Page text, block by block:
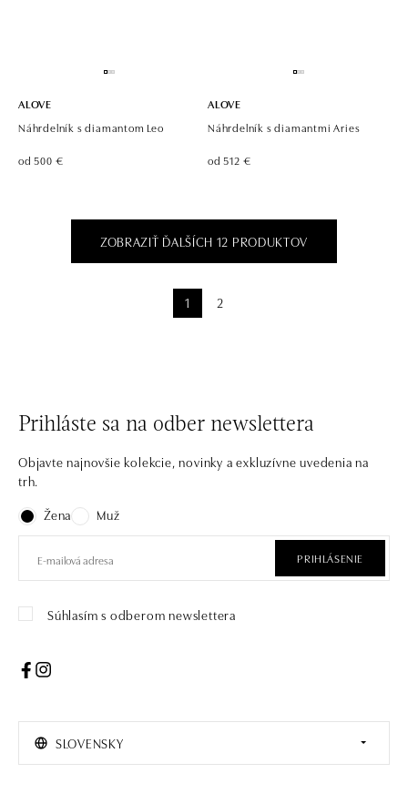
ALOVE
Náhrdelník s diamantom Leo
od 500 €
ALOVE
Náhrdelník s diamantmi Aries
od 512 €
ZOBRAZIŤ ĎALŠÍCH 12 PRODUKTOV
1 2
Prihláste sa na odber newslettera
Objavte najnovšie kolekcie, novinky a exkluzívne uvedenia na
trh.
Žena
Muž
PRIHLÁSENIE
Súhlasím s odberom newslettera
SLOVENSKY